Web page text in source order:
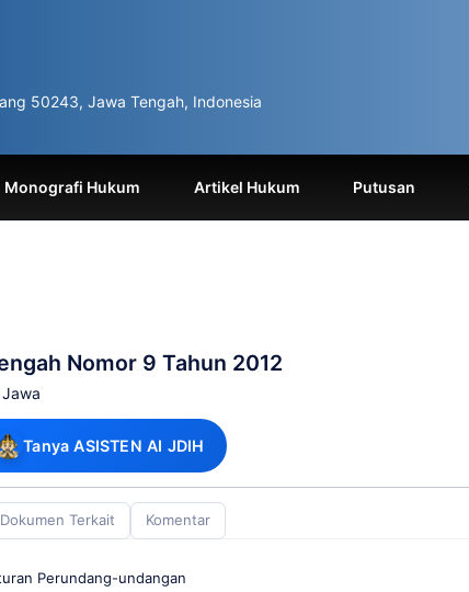
50243, Jawa Tengah, Indonesia
Monografi Hukum Artikel Hukum Putusan
Nomor 9 Tahun 2012
Tanya ASISTEN AI JDIH
Dokumen Terkait Komentar
Perundang-undangan